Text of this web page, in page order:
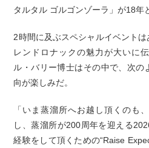
タルタル ゴルゴンゾーラ」が18年
2時間に及ぶスペシャルイベント
レンドロナックの魅力が大いに
ル・バリー博士はその中で、次の
向が楽しみだ。
「いま蒸溜所へお越し頂くのも
し、蒸溜所が200周年を迎える
経験をして頂くための“Raise